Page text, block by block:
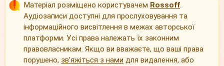
Матеріал розміщено користувачем Rossoff.
Аудіозаписи доступні для прослуховування та
інформаційного висвітлення в межах авторської
платформи. Усі права належать їх законним
правовласникам. Якщо ви вважаєте, що ваші права
порушено, зв’яжіться з нами для видалення, або